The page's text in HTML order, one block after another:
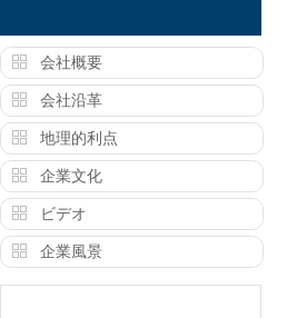
会社概要
会社沿革
地理的利点
企業文化
ビデオ
企業風景